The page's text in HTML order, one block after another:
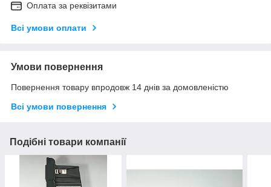
Оплата за реквізитами
Всі умови оплати
Умови повернення
Повернення товару впродовж 14 днів за домовленістю
Всі умови повернення
Подібні товари компанії